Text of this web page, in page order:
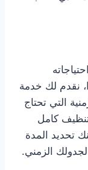
نقدم لك خدمة
التي تحتاج
تنظيف كامل
تحديد المدة
الزمني.